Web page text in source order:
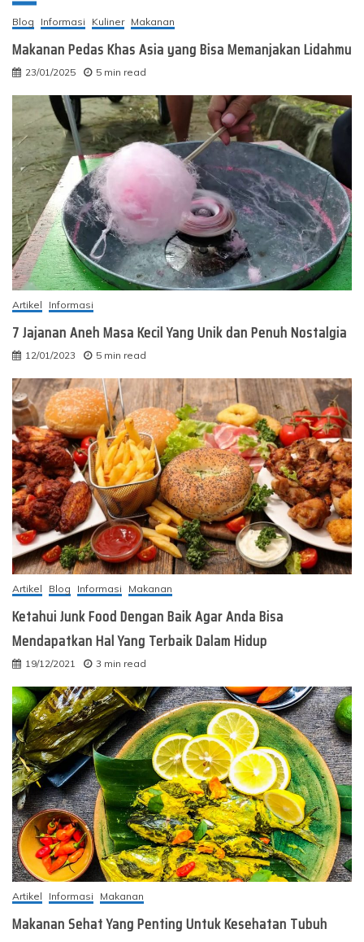
Blog Informasi Kuliner Makanan
Makanan Pedas Khas Asia yang Bisa Memanjakan Lidahmu
23/01/2025 5 min read
Artikel Informasi
7 Jajanan Aneh Masa Kecil Yang Unik dan Penuh Nostalgia
12/01/2023 5 min read
Artikel Blog Informasi Makanan
Ketahui Junk Food Dengan Baik Agar Anda Bisa
Mendapatkan Hal Yang Terbaik Dalam Hidup
19/12/2021 3 min read
Artikel Informasi Makanan
Makanan Sehat Yang Penting Untuk Kesehatan Tubuh